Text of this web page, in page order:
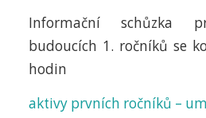
Informační schůzka
budoucích 1. ročníků se
hodin
aktivy prvních ročníků –